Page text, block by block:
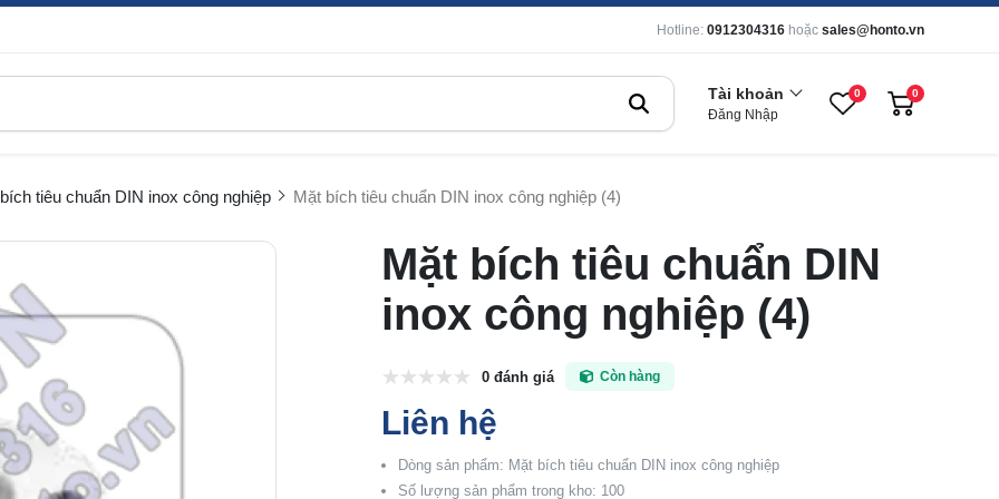
Hotline: 0912304316 hoặc sales@honto.vn
Tài khoản
Đăng Nhập
0 0
tiêu chuẩn DIN inox công nghiệp Mặt bích tiêu chuẩn DIN inox công nghiệp (4)
Mặt bích tiêu chuẩn DIN
inox công nghiệp (4)
0 đánh giá Còn hàng
Liên hệ
Dòng sản phẩm: Mặt bích tiêu chuẩn DIN inox công nghiệp
Số lượng sản phẩm trong kho: 100